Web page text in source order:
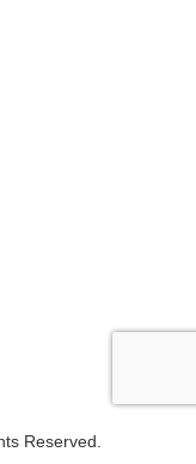
Reserved.